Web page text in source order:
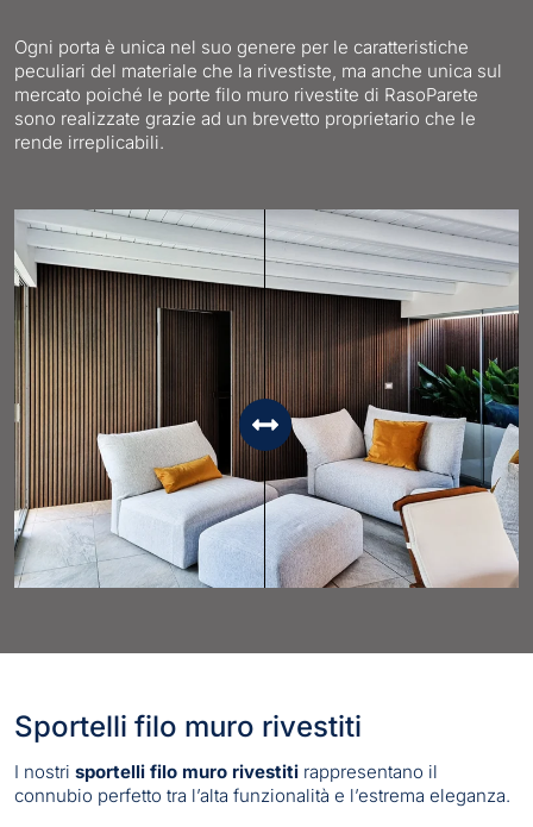
Ogni porta è unica nel suo genere per le caratteristiche
peculiari del materiale che la rivestiste, ma anche unica sul
mercato poiché le porte filo muro rivestite di RasoParete
sono realizzate grazie ad un brevetto proprietario che le
rende irreplicabili.
Sportelli filo muro rivestiti
I nostri sportelli filo muro rivestiti rappresentano il
connubio perfetto tra l’alta funzionalità e l’estrema eleganza.